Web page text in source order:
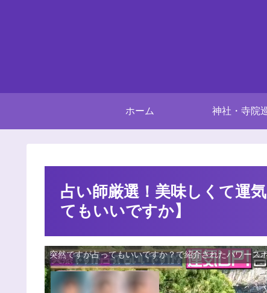
ホーム 神社・寺院
占い師厳選！美味しくて運
てもいいですか】
突然ですが占ってもいいですか？で紹介されたパワース